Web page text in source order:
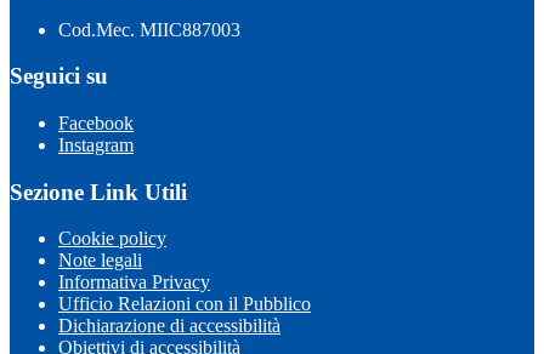
Cod.Mec. MIIC887003
Seguici su
Facebook
Instagram
Sezione Link Utili
Cookie policy
Note legali
Informativa Privacy
Ufficio Relazioni con il Pubblico
Dichiarazione di accessibilità
Obiettivi di accessibilità